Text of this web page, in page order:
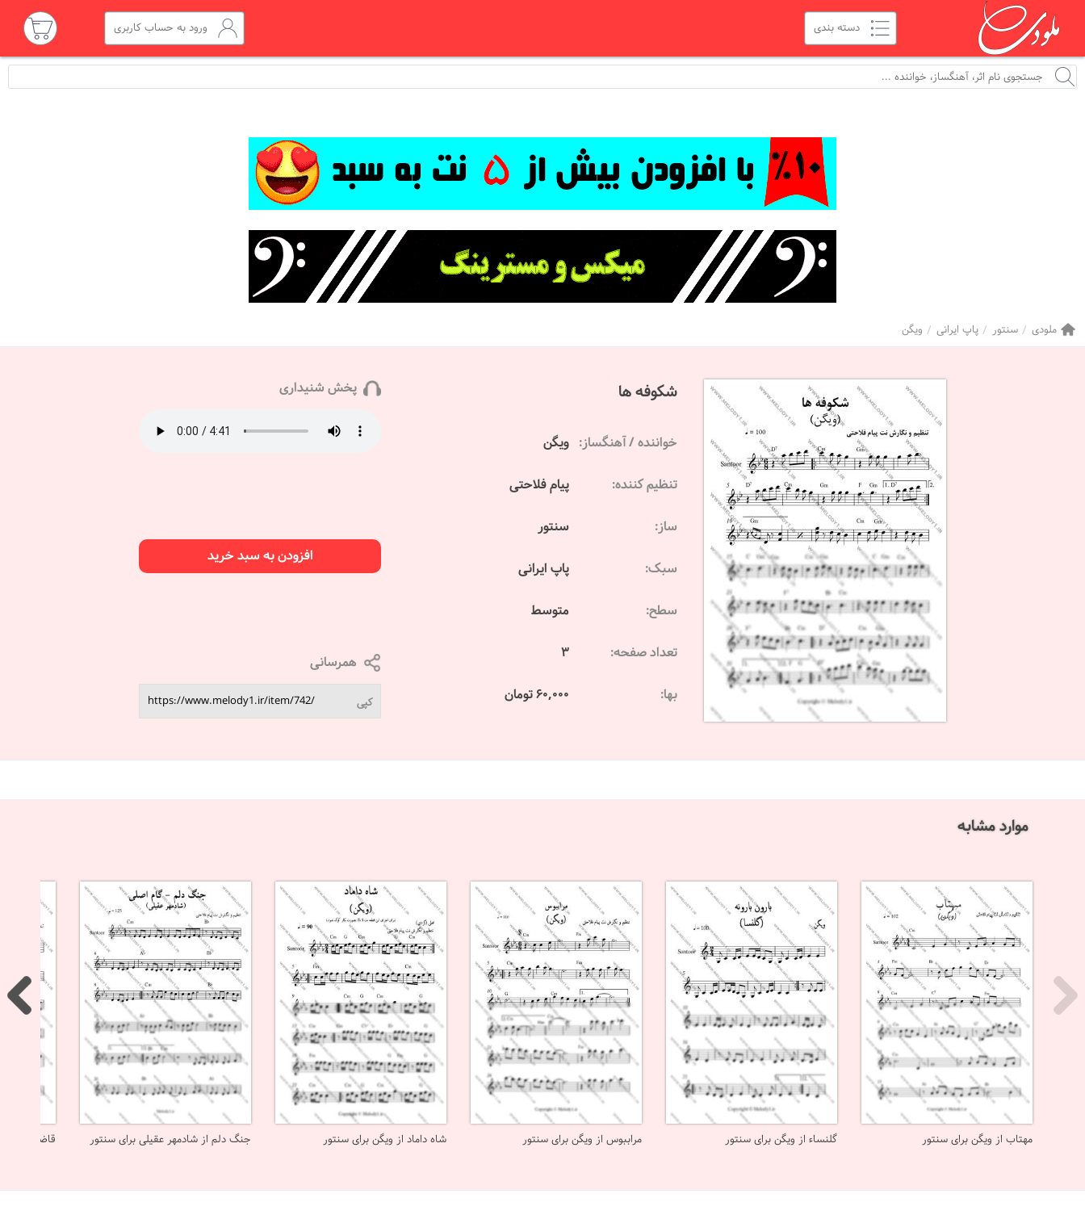
ورود به حساب کاربری
ملودی سنتور پاپ ایرانی ویگن
شکوفه ها
خواننده / آهنگساز: ویگن
تنظیم کننده: پیام فلاحتی
ساز: سنتور
سبک: پاپ ایرانی
سطح: متوسط
تعداد صفحه: 3
بها: 60,000 تومان
پخش شنیداری
افزودن به سبد خرید
همرسانی
کپی
موارد مشابه
مهتاب از ویگن برای سنتور گلنساء از ویگن برای سنتور مراببوس از ویگن برای سنتور شاه داماد از ویگن برای سنتور جنگ دلم از شادمهر عقیلی برای سنتور قاضی از